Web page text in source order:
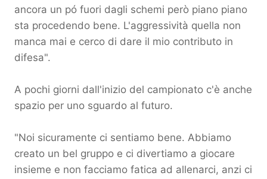
ancora un pó fuori dagli schemi però piano piano
sta procedendo bene. L'aggressività quella non
manca mai e cerco di dare il mio contributo in
difesa".
A pochi giorni dall'inizio del campionato c'è anche
spazio per uno sguardo al futuro.
"Noi sicuramente ci sentiamo bene. Abbiamo
creato un bel gruppo e ci divertiamo a giocare
insieme e non facciamo fatica ad allenarci, anzi ci